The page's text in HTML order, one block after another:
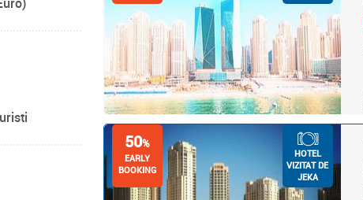
50%
EARLY
BOOKING
HOTEL
VIZITAT DE
JEKA